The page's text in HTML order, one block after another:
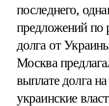
последнего,
предложений по
долга от
Москва
выплате долга
украинские